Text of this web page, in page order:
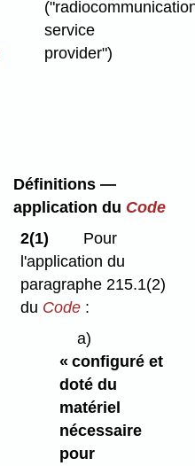
service
provider")
Définitions —
application du Code
2(1)
Pour
l'application du
paragraphe 215.1(2)
du Code :
a)
« configuré et
doté du
matériel
nécessaire
pour